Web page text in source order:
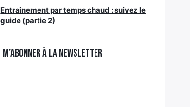
Entrainement par temps chaud : suivez le
guide (partie 2)
M’abonner à la newsletter